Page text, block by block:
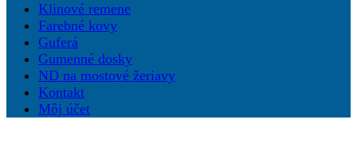
Klinové remene
Farebné kovy
Guferá
Gumenné dosky
ND na mostové žeriavy
Kontakt
Môj účet